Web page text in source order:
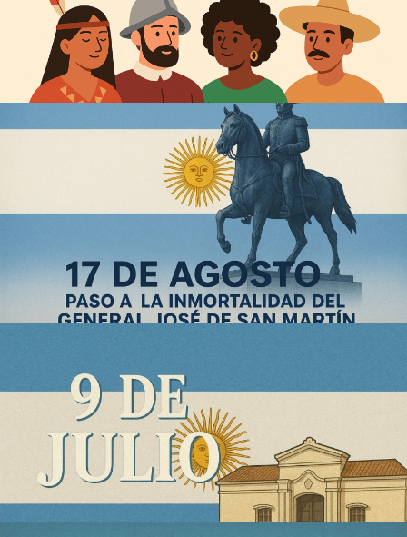
12 de octubre - Día de la Raza
17 de agosto - Paso a la Inmortalidad de José de San
Martin
9 de julio - Día de la Indepencia